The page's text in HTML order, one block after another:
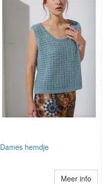
Dames hemdje
Meer info